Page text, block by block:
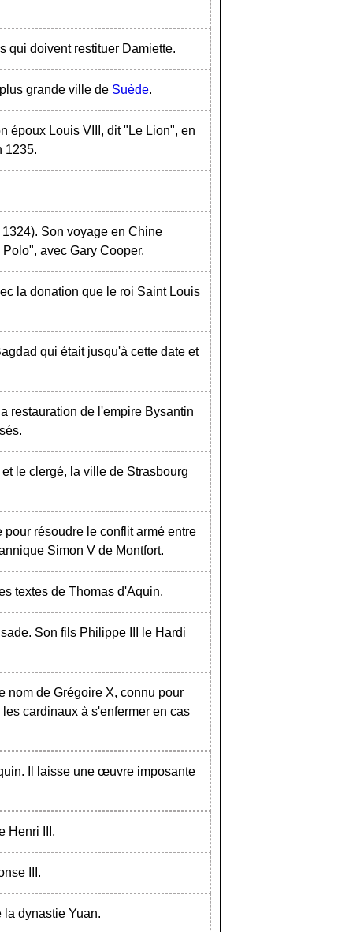
qui doivent restituer Damiette.
grande ville de Suède.
époux Louis VIII, dit "Le Lion", en
1235.
Son voyage en Chine
avec Gary Cooper.
la donation que le roi Saint Louis
qui était jusqu'à cette date et
restauration de l'empire Bysantin
le clergé, la ville de Strasbourg
résoudre le conflit armé entre
Simon V de Montfort.
textes de Thomas d'Aquin.
Son fils Philippe III le Hardi
nom de Grégoire X, connu pour
cardinaux à s'enfermer en cas
Il laisse une œuvre imposante
Henri III.
III.
la dynastie Yuan.